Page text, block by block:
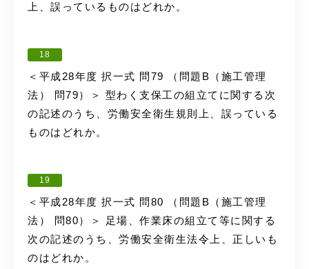
上、誤っているものはどれか。
18
＜平成28年度 択一式 問79 （問題B（施工管理
法） 問79）＞ 型わく支保工の組立てに関する次
の記述のうち、労働安全衛生規則上、誤っている
ものはどれか。
19
＜平成28年度 択一式 問80 （問題B（施工管理
法） 問80）＞ 足場、作業床の組立て等に関する
次の記述のうち、労働安全衛生法令上、正しいも
のはどれか。